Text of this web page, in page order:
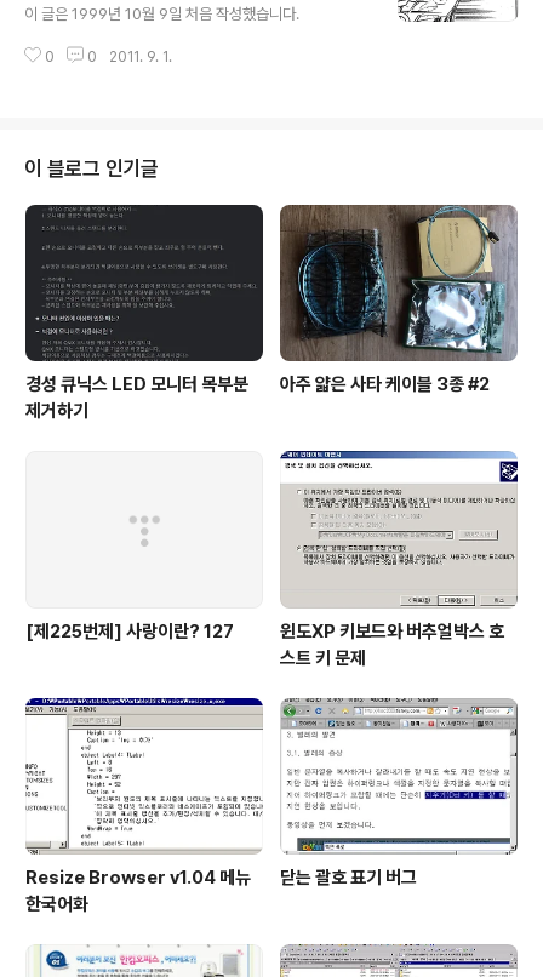
이 글은 1999년 10월 9일 처음 작성했습니다.
0 0 2011. 9. 1.
이 블로그 인기글
경성 큐닉스 LED 모니터 목부분
제거하기
아주 얇은 사타 케이블 3종 #2
[제225번제] 사랑이란? 127
윈도XP 키보드와 버추얼박스 호
스트 키 문제
Resize Browser v1.04 메뉴
한국어화
닫는 괄호 표기 버그